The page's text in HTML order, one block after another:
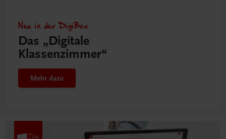
Neu in der DigiBox
Das „Digitale
Klassenzimmer“
Mehr dazu